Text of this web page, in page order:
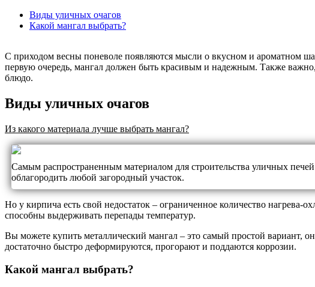
Виды уличных очагов
Какой мангал выбрать?
С приходом весны поневоле появляются мысли о вкусном и ароматном
первую очередь, мангал должен быть красивым и надежным. Также
блюдо.
Виды уличных очагов
Из какого материала лучше выбрать мангал?
Самым распространенным материалом для строительства уличных
облагородить любой загородный участок.
Но у кирпича есть свой недостаток – ограниченное количество
способны выдерживать перепады температур.
Вы можете купить металлический мангал – это самый простой вариант,
достаточно быстро деформируются, прогорают и поддаются коррозии.
Какой мангал выбрать?